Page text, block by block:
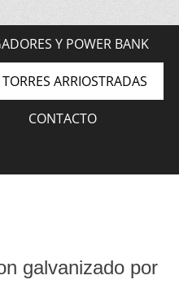
Y POWER BANK
TORRES ARRIOSTRADAS
CONTACTO
galvanizado por